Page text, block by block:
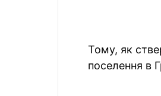
Тому, як
поселення в